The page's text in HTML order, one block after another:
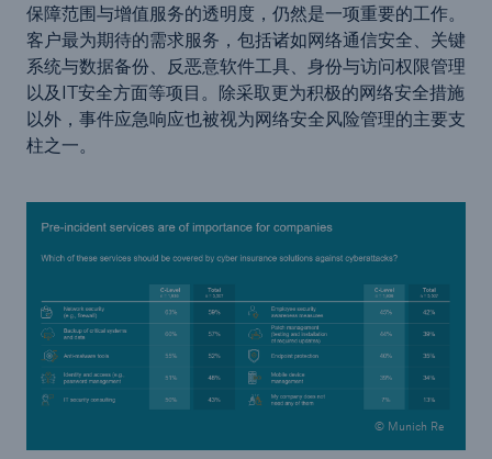
保障范围与增值服务的透明度，仍然是一项重要的工作。
客户最为期待的需求服务，包括诸如网络通信安全、关键
系统与数据备份、反恶意软件工具、身份与访问权限管理
以及IT安全方面等项目。除采取更为积极的网络安全措施
以外，事件应急响应也被视为网络安全风险管理的主要支
柱之一。
© Munich Re